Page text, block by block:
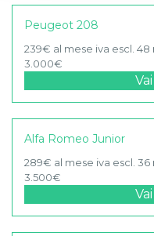
Peugeot 208
239€ al mese iva escl. 48
3.000€
Alfa Romeo Junior
289€ al mese iva escl. 36
3.500€